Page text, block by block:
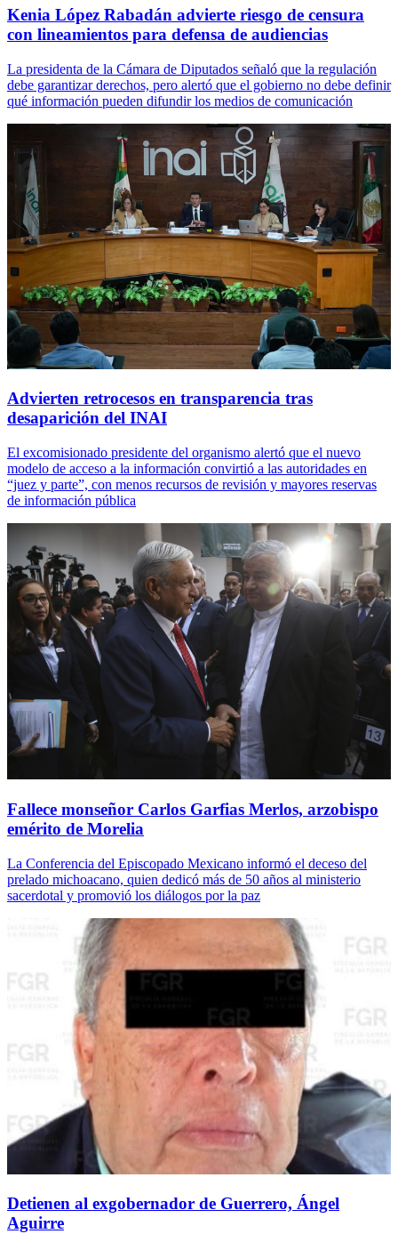
Kenia López Rabadán advierte riesgo de censura
con lineamientos para defensa de audiencias
La presidenta de la Cámara de Diputados señaló que la regulación
debe garantizar derechos, pero alertó que el gobierno no debe definir
qué información pueden difundir los medios de comunicación
Advierten retrocesos en transparencia tras
desaparición del INAI
El excomisionado presidente del organismo alertó que el nuevo
modelo de acceso a la información convirtió a las autoridades en
“juez y parte”, con menos recursos de revisión y mayores reservas
de información pública
Fallece monseñor Carlos Garfias Merlos, arzobispo
emérito de Morelia
La Conferencia del Episcopado Mexicano informó el deceso del
prelado michoacano, quien dedicó más de 50 años al ministerio
sacerdotal y promovió los diálogos por la paz
Detienen al exgobernador de Guerrero, Ángel
Aguirre